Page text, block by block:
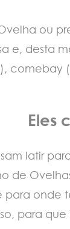
ou
e, desta
comebay
Eles
latir
de
onde
para